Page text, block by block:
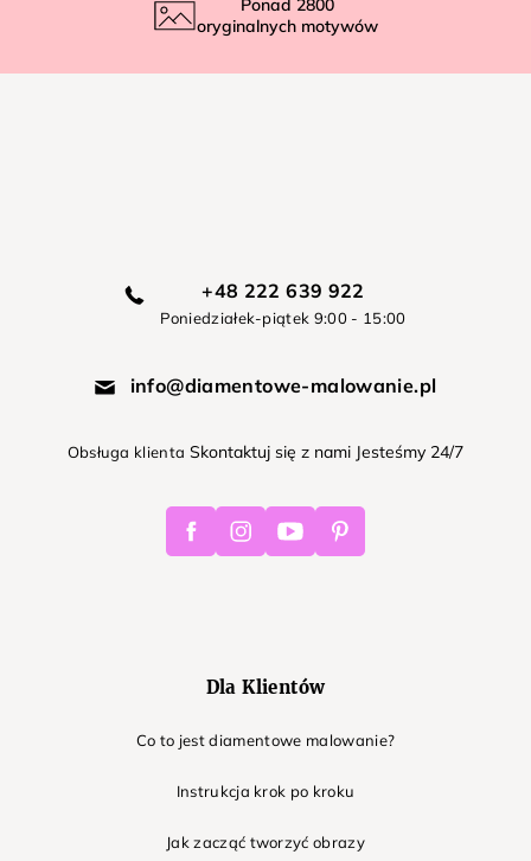
Ponad 2800
oryginalnych motywów
+48 222 639 922
Poniedziałek-piątek 9:00 - 15:00
info@diamentowe-malowanie.pl
Obsługa klienta Skontaktuj się z nami Jesteśmy 24/7
FacebookInstagramYoutube Pinterest
Dla Klientów
Co to jest diamentowe malowanie?
Instrukcja krok po kroku
Jak zacząć tworzyć obrazy